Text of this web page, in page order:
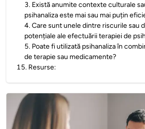
3. Există anumite contexte culturale
psihanaliza este mai sau mai puțin
4.Care sunt unele dintre riscurile sau
potențiale ale efectuării terapiei de
5. Poate fi utilizată psihanaliza în
de terapie sau medicamente?
15. Resurse: